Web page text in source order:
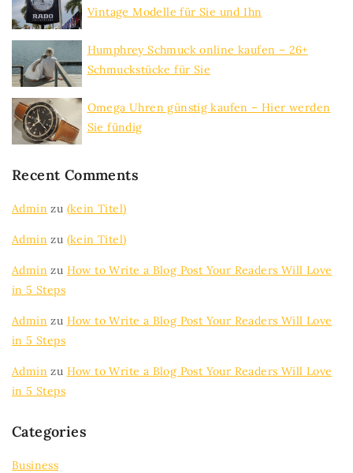
Vintage Modelle für Sie und Ihn
Humphrey Schmuck online kaufen – 26+
Schmuckstücke für Sie
Omega Uhren günstig kaufen – Hier werden
Sie fündig
Recent Comments
Admin zu (kein Titel)
Admin zu (kein Titel)
Admin zu How to Write a Blog Post Your Readers Will Love
in 5 Steps
Admin zu How to Write a Blog Post Your Readers Will Love
in 5 Steps
Admin zu How to Write a Blog Post Your Readers Will Love
in 5 Steps
Categories
Business